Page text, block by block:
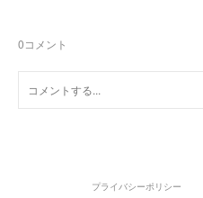
0コメント
プライバシーポリシー